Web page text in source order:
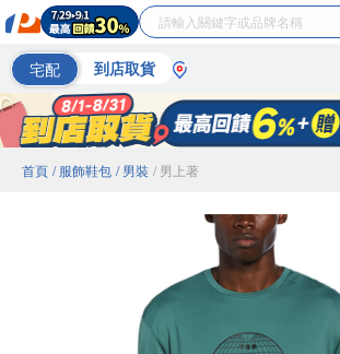
宅配 到店取貨
首頁 / 服飾鞋包 / 男裝 / 男上著